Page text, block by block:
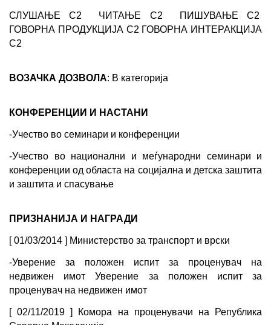
СЛУШАЊЕ C2  ЧИТАЊЕ C2  ПИШУВАЊЕ C2
ГОВОРНА ПРОДУКЦИЈА C2 ГОВОРНА ИНТЕРАКЦИЈА
C2
ВОЗАЧКА ДОЗВОЛА: B категорија
КОНФЕРЕНЦИИ И НАСТАНИ
-Учество во семинари и конференции
-Учество во национални и меѓународни семинари и
конференции од областа на социјална и детска заштита
и заштита и спасување
ПРИЗНАНИЈА И НАГРАДИ
[ 01/03/2014 ] Министерство за транспорт и врски
-Уверение за положен испит за проценувач на
недвижен имот Уверение за положен испит за
проценувач на недвижен имот
[ 02/11/2019 ] Комора на проценувачи на Република